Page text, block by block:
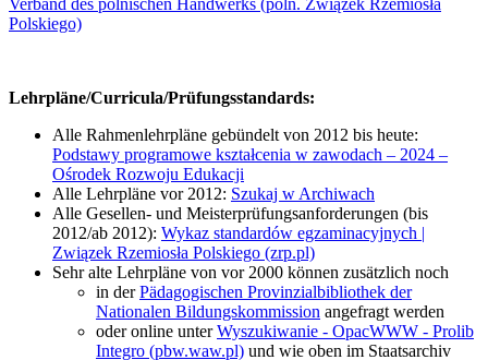
Verband des polnischen Handwerks (poln. Związek Rzemiosła
Polskiego)
Lehrpläne/Curricula/Prüfungsstandards:
Alle Rahmenlehrpläne gebündelt von 2012 bis heute:
Podstawy programowe kształcenia w zawodach – 2024 –
Ośrodek Rozwoju Edukacji
Alle Lehrpläne vor 2012: Szukaj w Archiwach
Alle Gesellen- und Meisterprüfungsanforderungen (bis
2012/ab 2012): Wykaz standardów egzaminacyjnych |
Związek Rzemiosła Polskiego (zrp.pl)
Sehr alte Lehrpläne von vor 2000 können zusätzlich noch
in derPädagogischen Provinzialbibliothek der
Nationalen Bildungskommission angefragt werden
oder online unterWyszukiwanie - OpacWWW - Prolib
Integro (pbw.waw.pl) und wie oben im Staatsarchiv